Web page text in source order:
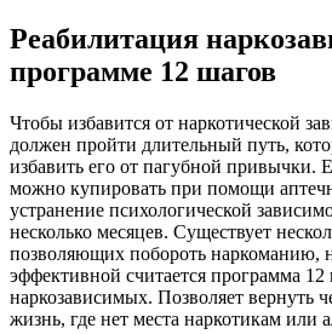
Реабилитация
программе 12 шагов
Чтобы избавится от наркотической
должен пройти длительный путь,
избавить его от пагубной привычки.
можно купировать при помощи
устранение психологической
несколько месяцев. Существует
позволяющих побороть наркоманию,
эффективной считается программа 12
наркозависимых. Позволяет вернуть
жизнь, где нет места наркотикам или